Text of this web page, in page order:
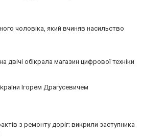
чоловіка, який вчиняв насильство
двічі обікрала магазин цифрової техніки
Ігорем Драгусевичем
з ремонту доріг: викрили заступника